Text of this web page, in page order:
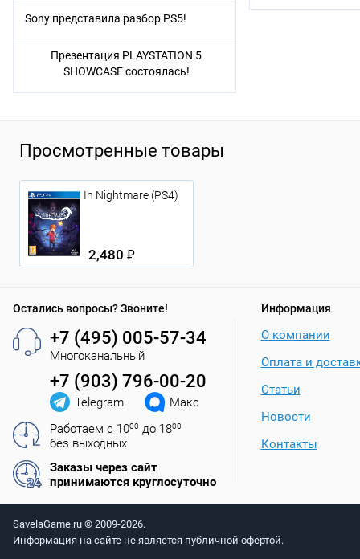
Sony представила разбор PS5!
Презентация PLAYSTATION 5
SHOWCASE состоялась!
Просмотренные товары
In Nightmare (PS4)
2,480 ₽
Остались вопросы? Звоните!
+7 (495) 005-57-34
Многоканальный
+7 (903) 796-00-20
Telegram
Макс
Работаем с 1000 до 1800
без выходных
Заказы через сайт
принимаются круглосуточно
Информация
О компании
Оплата и
Статьи
Новости
Контакты
SavelaGame.ru © 2009-2026.
Информация на сайте не является публичной офертой.